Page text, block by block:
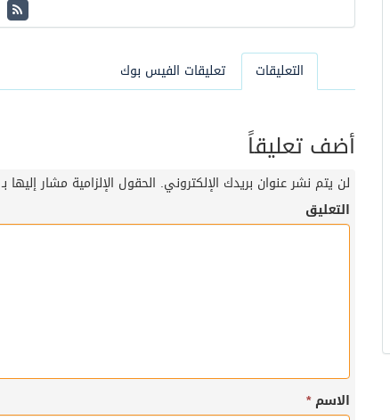
التعليقات تعليقات الفيس بوك
أضف تعليقاً
لن يتم نشر عنوان بريدك الإلكتروني. الحقول الإلزامية مشار إليها بـ
التعليق
الاسم*